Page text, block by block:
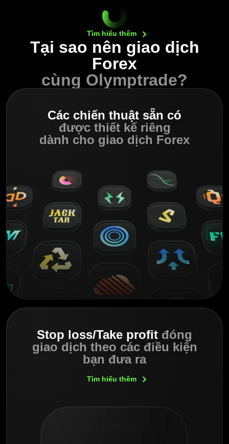
Tìm hiểu thêm
Tại sao nên giao dịch
Forex
cùng Olymptrade?
Các chiến thuật sẵn có
được thiết kế riêng
dành cho giao dịch Forex
Stop loss/Take profit đóng
giao dịch theo các điều kiện
bạn đưa ra
Tìm hiểu thêm